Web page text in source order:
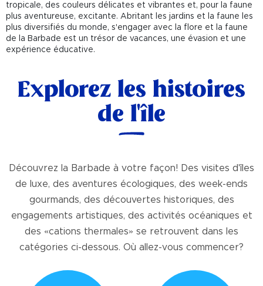
tropicale, des couleurs délicates et vibrantes et, pour la faune
plus aventureuse, excitante. Abritant les jardins et la faune les
plus diversifiés du monde, s'engager avec la flore et la faune
de la Barbade est un trésor de vacances, une évasion et une
expérience éducative.
Explorez les histoires
de l'île
Découvrez la Barbade à votre façon! Des visites d'îles
de luxe, des aventures écologiques, des week-ends
gourmands, des découvertes historiques, des
engagements artistiques, des activités océaniques et
des «cations thermales» se retrouvent dans les
catégories ci-dessous. Où allez-vous commencer?